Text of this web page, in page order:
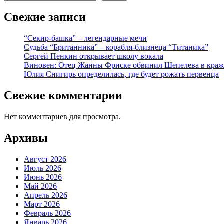
Свежие записи
“Секир-башка” – легендарные мечи
Судьба “Британника” – корабля-близнеца “Титаника”
Сергей Пенкин открывает школу вокала
Виновен: Отец Жанны Фриске обвинил Шепелева в
Юлия Снигирь определилась, где будет рожать первенца
Свежие комментарии
Нет комментариев для просмотра.
Архивы
Август 2026
Июль 2026
Июнь 2026
Май 2026
Апрель 2026
Март 2026
Февраль 2026
Январь 2026